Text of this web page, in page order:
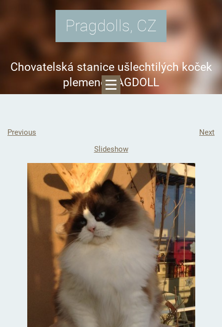
Pragdolls, CZ
Chovatelská stanice ušlechtilých koček
plemene RAGDOLL
Previous
Next
Slideshow